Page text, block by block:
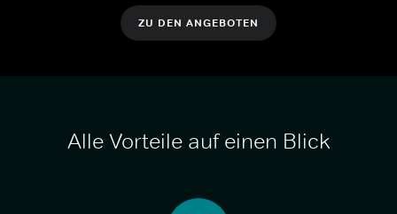
ZU DEN ANGEBOTEN
Alle Vorteile auf einen Blick